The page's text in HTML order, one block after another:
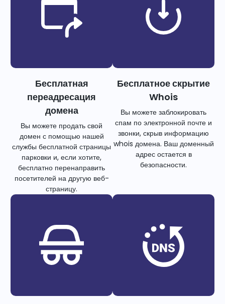
Бесплатная
переадресация
домена
Вы можете продать свой
домен с помощью нашей
службы бесплатной страницы
парковки и, если хотите,
бесплатно перенаправить
посетителей на другую веб-
страницу.
Бесплатное скрытие
Whois
Вы можете заблокировать
спам по электронной почте и
звонки, скрыв информацию
whois домена. Ваш доменный
адрес остается в
безопасности.